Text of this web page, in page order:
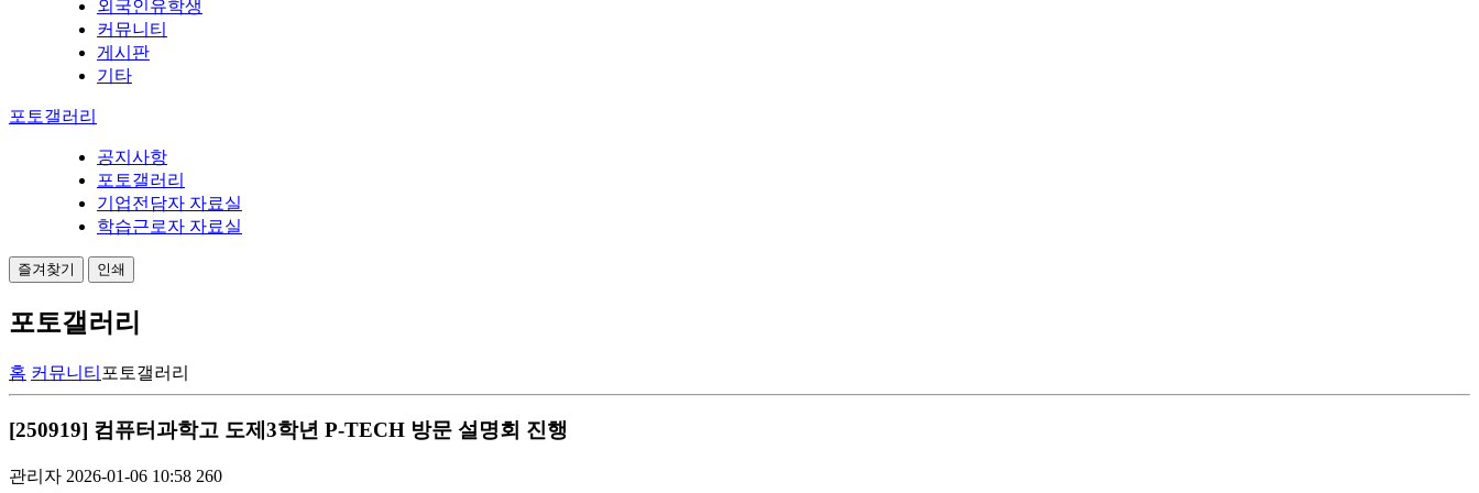
외국인유학생
커뮤니티
게시판
기타
포토갤러리
공지사항
포토갤러리
기업전담자 자료실
학습근로자 자료실
즐겨찾기 인쇄
포토갤러리
홈 커뮤니티 포토갤러리
[250919] 컴퓨터과학고 도제3학년 P-TECH 방문 설명회 진행
관리자 2026-01-06 10:58 260